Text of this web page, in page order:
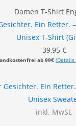
Damen T-Shirt
Ein Retter.
Unisex T-Shirt
39,95€
ab 99€ (Details
inkl. MwSt.